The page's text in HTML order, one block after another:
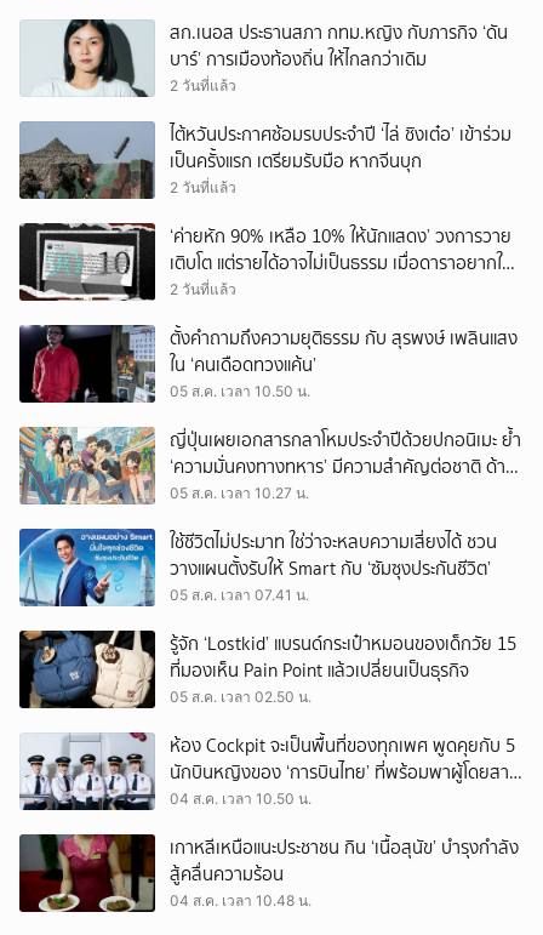
สก.เนอส ประธานสภา กทม.หญิง กับภารกิจ ‘ดัน
บาร์’ การเมืองท้องถิ่น ให้ไกลกว่าเดิม
2 วันที่แล้ว
ไต้หวันประกาศซ้อมรบประจำปี ‘ไล่ ชิงเต๋อ’ เข้าร่วม
เป็นครั้งแรก เตรียมรับมือ หากจีนบุก
2 วันที่แล้ว
‘ค่ายหัก 90% เหลือ 10% ให้นักแสดง’ วงการวาย
เติบโต แต่รายได้อาจไม่เป็นธรรม เมื่อดาราอยากให้มี
‘สัญญามาตรฐาน’
2 วันที่แล้ว
ตั้งคำถามถึงความยุติธรรม กับ สุรพงษ์ เพลินแสง
ใน ‘คนเดือดทวงแค้น’
05 ส.ค. เวลา 10.50 น.
ญี่ปุ่นเผยเอกสารกลาโหมประจำปีด้วยปกอนิเมะ ย้ำ
‘ความมั่นคงทางทหาร’ มีความสำคัญต่อชาติ ด้าน
จีนเตือน ขออย่าซ้ำรอยประวัติศาสตร์
05 ส.ค. เวลา 10.27 น.
ใช้ชีวิตไม่ประมาท ใช่ว่าจะหลบความเสี่ยงได้ ชวน
วางแผนตั้งรับให้ Smart กับ ‘ซัมซุงประกันชีวิต’
05 ส.ค. เวลา 07.41 น.
รู้จัก ‘Lostkid’ แบรนด์กระเป๋าหมอนของเด็กวัย 15
ที่มองเห็น Pain Point แล้วเปลี่ยนเป็นธุรกิจ
05 ส.ค. เวลา 02.50 น.
ห้อง Cockpit จะเป็นพื้นที่ของทุกเพศ พูดคุยกับ 5
นักบินหญิงของ ‘การบินไทย’ ที่พร้อมพาผู้โดยสาร
บินไปทั่วโลก
04 ส.ค. เวลา 10.50 น.
เกาหลีเหนือแนะประชาชน กิน ‘เนื้อสุนัข’ บำรุงกำลัง
สู้คลื่นความร้อน
04 ส.ค. เวลา 10.48 น.